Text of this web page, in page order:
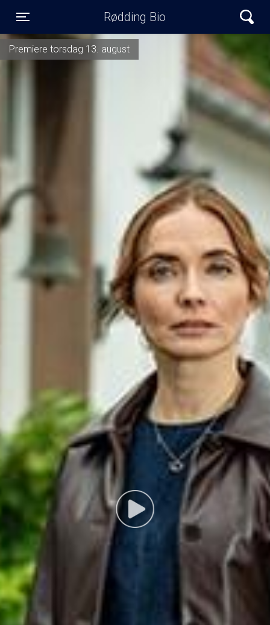
Rødding Bio
Premiere torsdag 13. august